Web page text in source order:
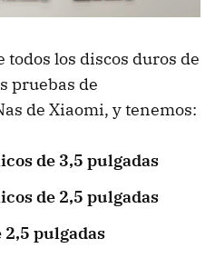
los discos duros de
pruebas de
de Xiaomi, y tenemos:
de 3,5 pulgadas
de 2,5 pulgadas
2,5 pulgadas